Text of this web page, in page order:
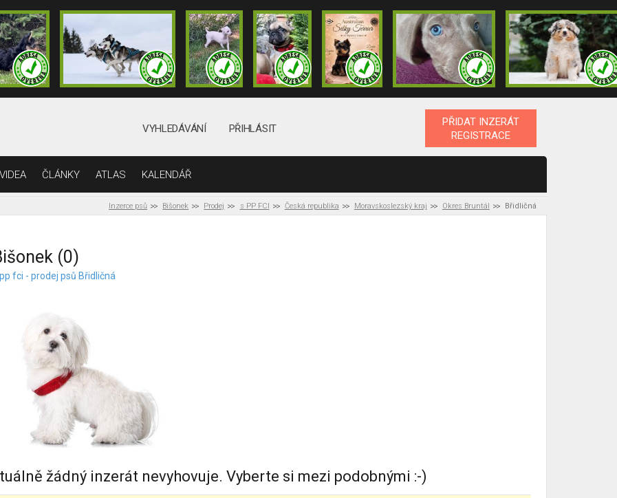
VYHLEDÁVÁNÍ PŘIHLÁSIT
PŘIDAT INZERÁT
REGISTRACE
VIDEA ČLÁNKY ATLAS KALENDÁŘ
Inzerce psů Bišonek Prodej s PP FCI Česká republika Moravskoslezský kraj Okres Bruntál Břidličná
(0)
fci - prodej psů Břidličná
žádný inzerát nevyhovuje. Vyberte si mezi podobnými :-)